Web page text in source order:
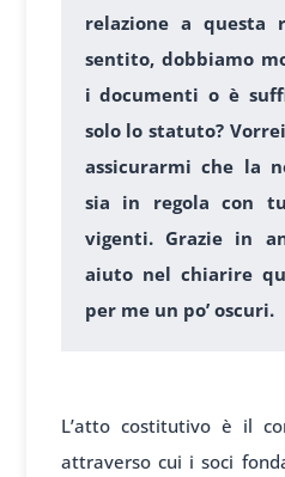
relazione a
sentito, dobbiamo
i documenti o è
solo lo statuto?
assicurarmi che la
sia in regola con
vigenti. Grazie in
aiuto nel chiarire
per me un po’ oscuri.
L’atto costitutivo è il
attraverso cui i soci